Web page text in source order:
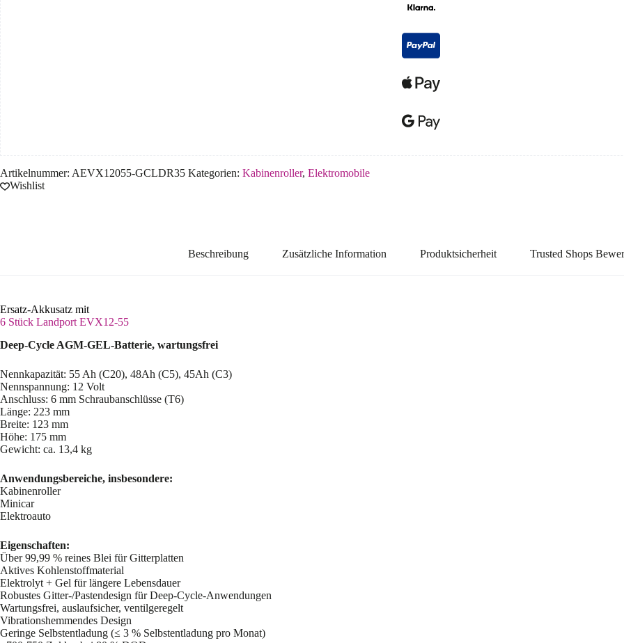
Artikelnummer: AEVX12055-GCLDR35 Kategorien: Kabinenroller, Elektromobile
Wishlist
Beschreibung Zusätzliche Information Produktsicherheit Trusted Shops
Ersatz-Akkusatz mit
6 Stück Landport EVX12-55
Deep-Cycle AGM-GEL-Batterie, wartungsfrei
Nennkapazität: 55 Ah (C20), 48Ah (C5), 45Ah (C3)
Nennspannung: 12 Volt
Anschluss: 6 mm Schraubanschlüsse (T6)
Länge: 223 mm
Breite: 123 mm
Höhe: 175 mm
Gewicht: ca. 13,4 kg
Anwendungsbereiche, insbesondere:
Kabinenroller
Minicar
Elektroauto
Eigenschaften:
Über 99,99 % reines Blei für Gitterplatten
Aktives Kohlenstoffmaterial
Elektrolyt + Gel für längere Lebensdauer
Robustes Gitter-/Pastendesign für Deep-Cycle-Anwendungen
Wartungsfrei, auslaufsicher, ventilgeregelt
Vibrationshemmendes Design
Geringe Selbstentladung (≤ 3 % Selbstentladung pro Monat)